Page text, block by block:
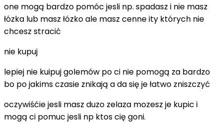
one mogą bardzo pomóc jesli np. spadasz i nie masz
łózka lub masz łózko ale masz cenne ity których nie
chcesz stracić
nie kupuj
lepiej nie kuipuj golemów po ci nie pomogą za bardzo
bo po jakims czasie znikają a da się je łatwo zniszczyć
oczywiśćie jesli masz duzo zelaza mozesz je kupic i
mogą ci pomuc jesli np ktos cię goni.